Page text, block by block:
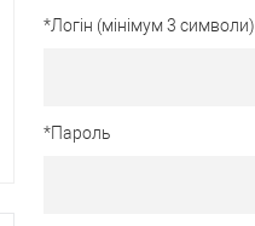
*Логін (мінімум 3 символи)
*Пароль